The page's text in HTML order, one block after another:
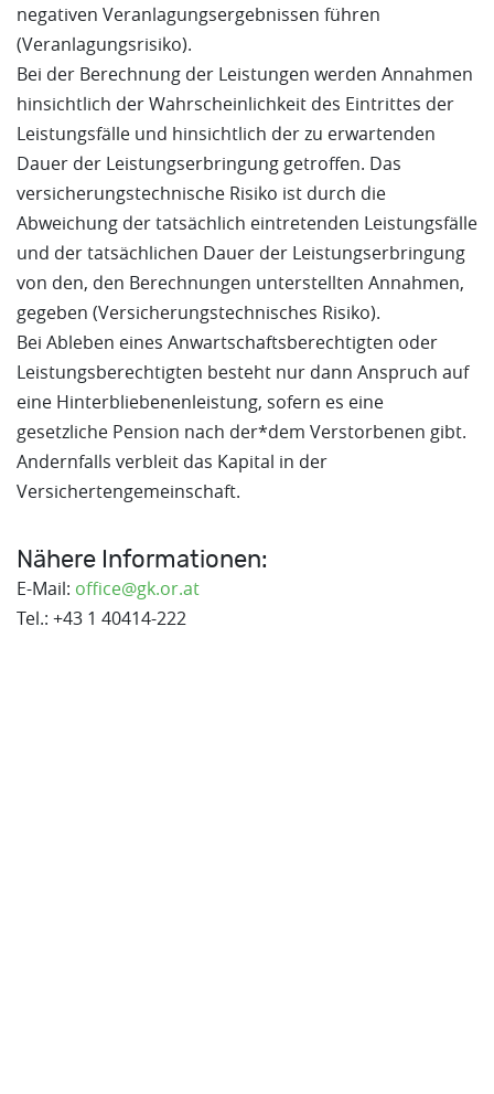
negativen Veranlagungsergebnissen führen
(Veranlagungsrisiko).
Bei der Berechnung der Leistungen werden Annahmen
hinsichtlich der Wahrscheinlichkeit des Eintrittes der
Leistungsfälle und hinsichtlich der zu erwartenden
Dauer der Leistungserbringung getroffen. Das
versicherungstechnische Risiko ist durch die
Abweichung der tatsächlich eintretenden Leistungsfälle
und der tatsächlichen Dauer der Leistungserbringung
von den, den Berechnungen unterstellten Annahmen,
gegeben (Versicherungstechnisches Risiko).
Bei Ableben eines Anwartschaftsberechtigten oder
Leistungsberechtigten besteht nur dann Anspruch auf
eine Hinterbliebenenleistung, sofern es eine
gesetzliche Pension nach der*dem Verstorbenen gibt.
Andernfalls verbleit das Kapital in der
Versichertengemeinschaft.
Nähere Informationen:
E-Mail: office@gk.or.at
Tel.: +43 1 40414-222